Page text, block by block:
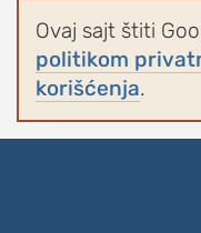
Ovaj sajt štiti
politikom
korišćenja.